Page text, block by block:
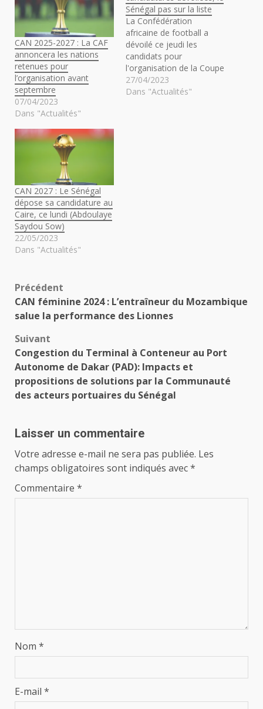
CAN 2025-2027 : La CAF
annoncera les nations
retenues pour
l’organisation avant
septembre
07/04/2023
Dans "Actualités"
Sénégal pas sur la liste
La Confédération
africaine de football a
dévoilé ce jeudi les
candidats pour
l'organisation de la Coupe
d'Afrique des Nations
2027. On n'y retrouve pas
27/04/2023
Dans "Actualités"
CAN 2027 : Le Sénégal
dépose sa candidature au
Caire, ce lundi (Abdoulaye
Saydou Sow)
22/05/2023
Dans "Actualités"
Navigation
d’article
Précédent
CAN féminine 2024 : L’entraîneur du Mozambique
salue la performance des Lionnes
Suivant
Congestion du Terminal à Conteneur au Port
Autonome de Dakar (PAD): Impacts et
propositions de solutions par la Communauté
des acteurs portuaires du Sénégal
Laisser un commentaire
Votre adresse e-mail ne sera pas publiée. Les
champs obligatoires sont indiqués avec*
Commentaire *
Nom *
E-mail *